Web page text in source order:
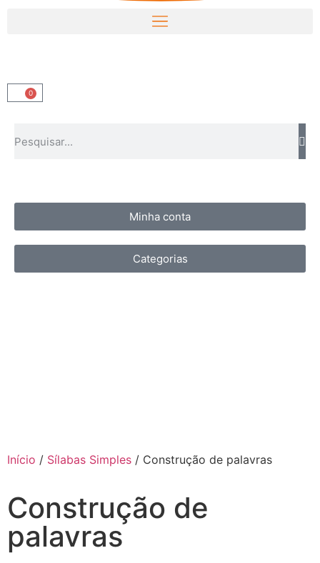
0
Minha conta
Categorias
Início / Sílabas Simples / Construção de palavras
Construção de
palavras